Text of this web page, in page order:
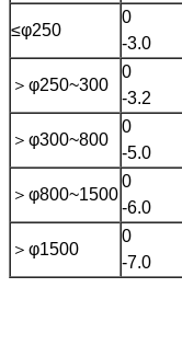
≤φ250
0
-3.0
＞φ250~300
0
-3.2
＞φ300~800
0
-5.0
＞φ800~1500
0
-6.0
＞φ1500
0
-7.0